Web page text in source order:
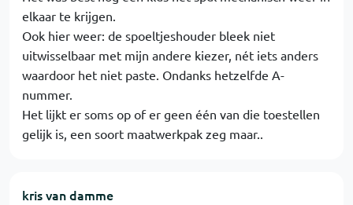
elkaar te krijgen.
Ook hier weer: de spoeltjeshouder bleek niet
uitwisselbaar met mijn andere kiezer, nét iets anders
waardoor het niet paste. Ondanks hetzelfde A-
nummer.
Het lijkt er soms op of er geen één van die toestellen
gelijk is, een soort maatwerkpak zeg maar..
kris van damme